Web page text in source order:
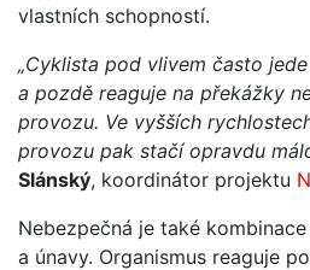
vlastních schopností.
„Cyklista pod vlivem často
a pozdě reaguje na překážky
provozu. Ve vyšších
provozu pak stačí opravdu
Slánský, koordinátor projektu
Nebezpečná je také
a únavy. Organismus reaguje